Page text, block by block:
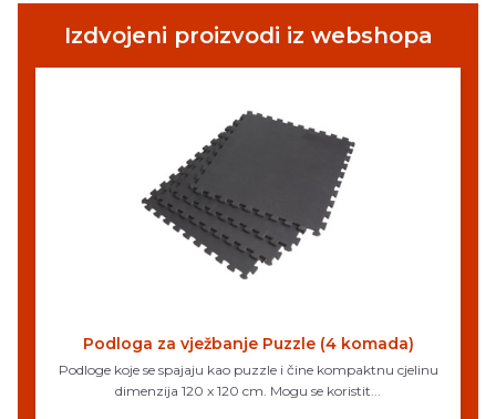
Izdvojeni proizvodi iz webshopa
Podloga za vježbanje Puzzle (4 komada)
Podloge koje se spajaju kao puzzle i čine kompaktnu cjelinu
dimenzija 120 x 120 cm. Mogu se koristit...